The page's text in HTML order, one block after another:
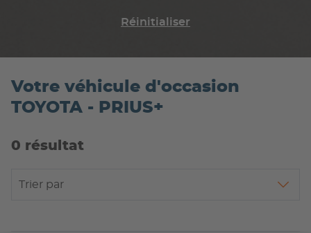
Réinitialiser
Votre véhicule d'occasion
TOYOTA - PRIUS+
0 résultat
Trier par